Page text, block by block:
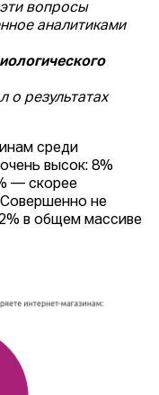
вопросы
аналитиками
о результатах
среди
высок: 8%
— скорее
не
в общем массиве